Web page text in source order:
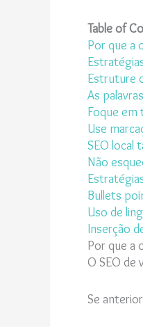
Table of
Por que a
Estruture
As
Foque em
Use
SEO local
Não
Bullets
Uso de
Inserção
Por que a
O SEO de
Se